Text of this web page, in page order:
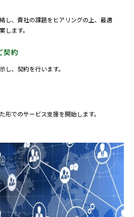
し、貴社の課題をヒアリングの上、最適
します。
契約
し、契約を行います。
形でのサービス支援を開始します。